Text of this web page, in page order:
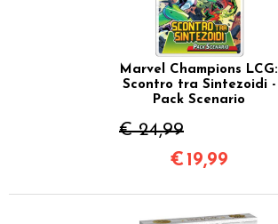
Marvel Champions LCG:
Scontro tra Sintezoidi -
Pack Scenario
€ 24,99
€ 19,99